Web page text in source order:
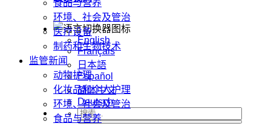
English
Français
日本語
Español
简体中文
Deutsch
食品与营养
环境、社会及管治
医疗设备
制药和生物技术
监管新闻
动物护理
化妆品和个人护理
环境、社会及管治
食品与营养